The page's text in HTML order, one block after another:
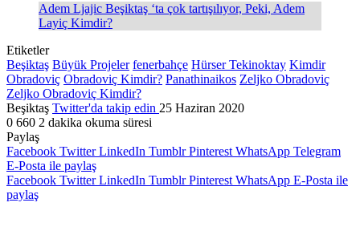
Adem Ljajic Beşiktaş ‘ta çok tartışılıyor, Peki, Adem
Layiç Kimdir?
Etiketler
Beşiktaş Büyük Projeler fenerbahçe Hürser Tekinoktay Kimdir
Obradoviç Obradoviç Kimdir? Panathinaikos Zeljko Obradoviç
Zeljko Obradoviç Kimdir?
Beşiktaş Twitter'da takip edin 25 Haziran 2020
0 660 2 dakika okuma süresi
Paylaş
Facebook Twitter LinkedIn Tumblr Pinterest WhatsApp Telegram
E-Posta ile paylaş
Facebook Twitter LinkedIn Tumblr Pinterest WhatsApp E-Posta ile
paylaş